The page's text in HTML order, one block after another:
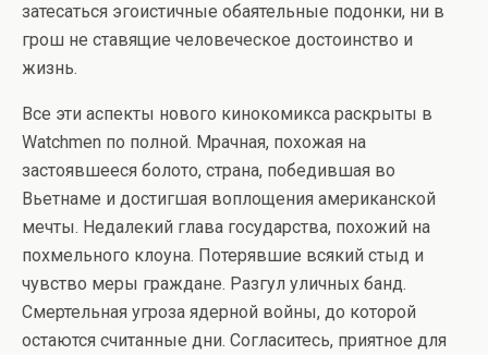
затесаться эгоистичные обаятельные подонки, ни в
грош не ставящие человеческое достоинство и
жизнь.
Все эти аспекты нового кинокомикса раскрыты в
Watchmen по полной. Мрачная, похожая на
застоявшееся болото, страна, победившая во
Вьетнаме и достигшая воплощения американской
мечты. Недалекий глава государства, похожий на
похмельного клоуна. Потерявшие всякий стыд и
чувство меры граждане. Разгул уличных банд.
Смертельная угроза ядерной войны, до которой
остаются считанные дни. Согласитесь, приятное для